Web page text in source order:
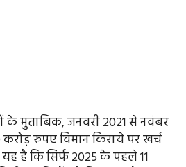
के मुताबिक, जनवरी 2021 से नवंबर
रुपए विमान किराये पर खर्च
है कि सिर्फ 2025 के पहले 11